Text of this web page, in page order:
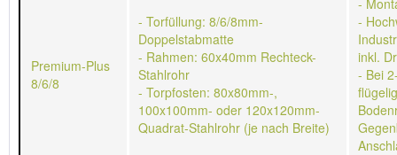
Premium-Plus
8/6/8
- Torfüllung: 8/6/8mm-
Doppelstabmatte
- Rahmen: 60x40mm Rechteck-
Stahlrohr
- Torpfosten: 80x80mm-,
100x100mm- oder 120x120mm-
Quadrat-Stahlrohr (je nach Breite)
-
-
inkl.
- Bei